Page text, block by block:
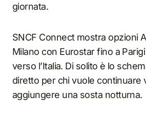
giornata.
SNCF Connect mostra opzioni
Milano con Eurostar fino a
verso l’Italia. Di solito è lo
diretto per chi vuole continuare
aggiungere una sosta notturna.